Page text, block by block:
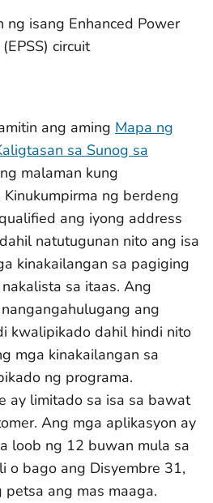
ng isang Enhanced Power
circuit
ang aming Mapa ng
sa Sunog sa
malaman kung
ng berdeng
ang iyong address
natutugunan nito ang isa
kinakailangan sa pagiging
sa itaas. Ang
ang
kwalipikado dahil hindi nito
mga kinakailangan sa
ng programa.
ay limitado sa isa sa bawat
Ang mga aplikasyon ay
loob ng 12 buwan mula sa
o bago ang Disyembre 31,
ang mas maaga.